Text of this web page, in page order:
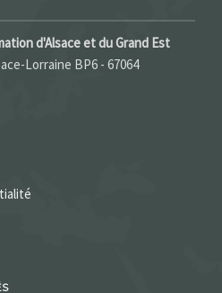
d'Alsace et du Grand Est
Lorraine BP6 - 67064